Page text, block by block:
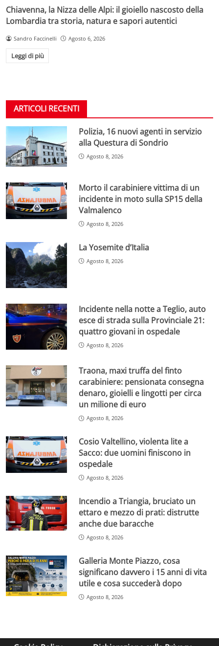
Chiavenna, la Nizza delle Alpi: il gioiello nascosto della
Lombardia tra storia, natura e sapori autentici
Sandro Faccinelli Agosto 6, 2026
Leggi di più
ARTICOLI RECENTI
Polizia, 16 nuovi agenti in servizio
alla Questura di Sondrio
Agosto 8, 2026
Morto il carabiniere vittima di un
incidente in moto sulla SP15 della
Valmalenco
Agosto 8, 2026
La Yosemite d’Italia
Agosto 8, 2026
Incidente nella notte a Teglio, auto
esce di strada sulla Provinciale 21:
quattro giovani in ospedale
Agosto 8, 2026
Traona, maxi truffa del finto
carabiniere: pensionata consegna
denaro, gioielli e lingotti per circa
un milione di euro
Agosto 8, 2026
Cosio Valtellino, violenta lite a
Sacco: due uomini finiscono in
ospedale
Agosto 8, 2026
Incendio a Triangia, bruciato un
ettaro e mezzo di prati: distrutte
anche due baracche
Agosto 8, 2026
Galleria Monte Piazzo, cosa
significano davvero i 15 anni di vita
utile e cosa succederà dopo
Agosto 8, 2026